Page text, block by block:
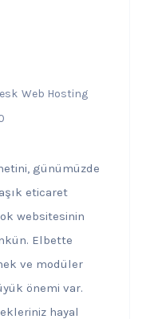
Web Hosting
günümüzde
eticaret
websitesinin
Elbette
ve modüler
önemi var.
hayal